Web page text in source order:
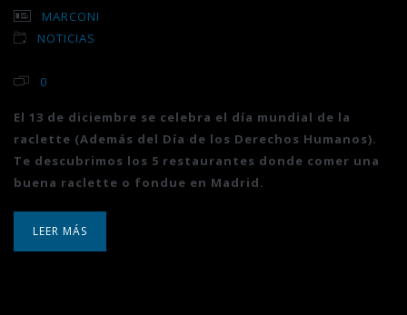
MARCONI
NOTICIAS
0
El 13 de diciembre se celebra el día mundial de la
raclette (Además del Día de los Derechos Humanos).
Te descubrimos los 5 restaurantes donde comer una
buena raclette o fondue en Madrid.
LEER MÁS